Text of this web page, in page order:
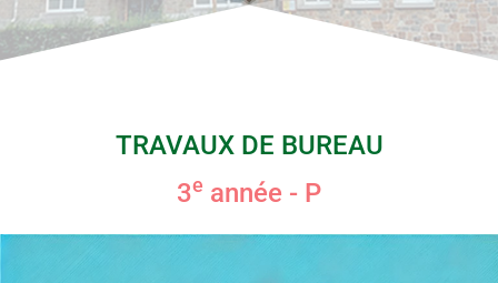
TRAVAUX DE BUREAU
3e année - P